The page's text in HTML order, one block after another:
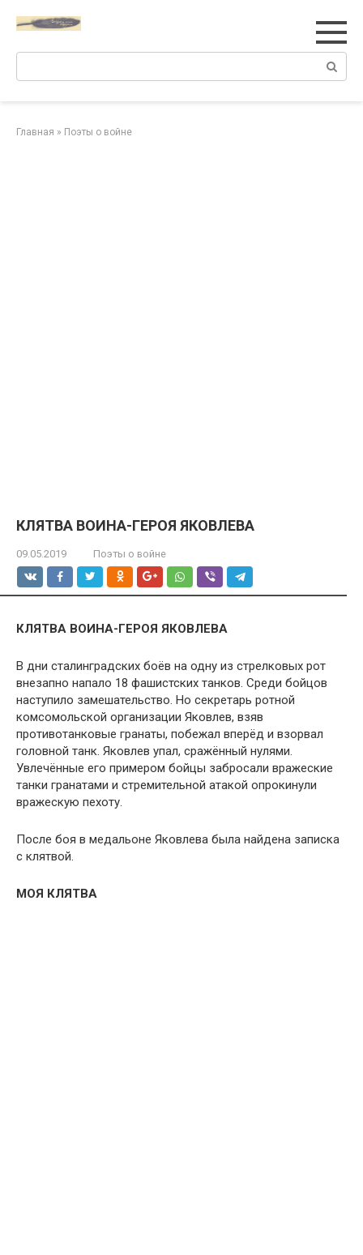
Главная » Поэты о войне
КЛЯТВА ВОИНА-ГЕРОЯ ЯКОВЛЕВА
09.05.2019 Поэты о войне
КЛЯТВА ВОИНА-ГЕРОЯ ЯКОВЛЕВА
В дни сталинградских боёв на одну из стрелковых рот
внезапно напало 18 фашистских танков. Среди бойцов
наступило замешательство. Но секретарь ротной
комсомольской организации Яковлев, взяв
противотанковые гранаты, побежал вперёд и взорвал
головной танк. Яковлев упал, сражённый нулями.
Увлечённые его примером бойцы забросали вражеские
танки гранатами и стремительной атакой опрокинули
вражескую пехоту.
После боя в медальоне Яковлева была найдена записка
с клятвой.
МОЯ КЛЯТВА